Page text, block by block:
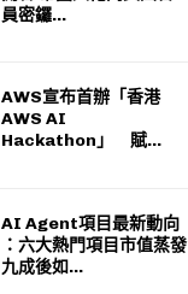
員密鑼...
AWS宣布首辦「香港
AWS AI
Hackathon」 賦...
AI Agent項目最新動向
：六大熱門項目市值蒸發
九成後如...